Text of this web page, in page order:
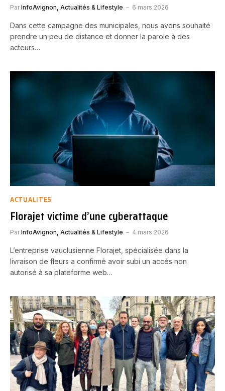
Par InfoAvignon, Actualités & Lifestyle 6 mars 2026
Dans cette campagne des municipales, nous avons souhaité
prendre un peu de distance et donner la parole à des
acteurs…
ACTUALITÉS
Florajet victime d’une cyberattaque
Par InfoAvignon, Actualités & Lifestyle 4 mars 2026
L’entreprise vauclusienne Florajet, spécialisée dans la
livraison de fleurs a confirmé avoir subi un accès non
autorisé à sa plateforme web…